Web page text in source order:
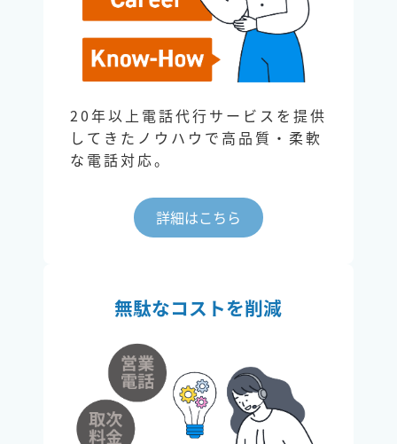
20年以上電話代行サービスを提供
してきたノウハウで高品質・柔軟
な電話対応。
詳細はこちら
無駄なコストを削減